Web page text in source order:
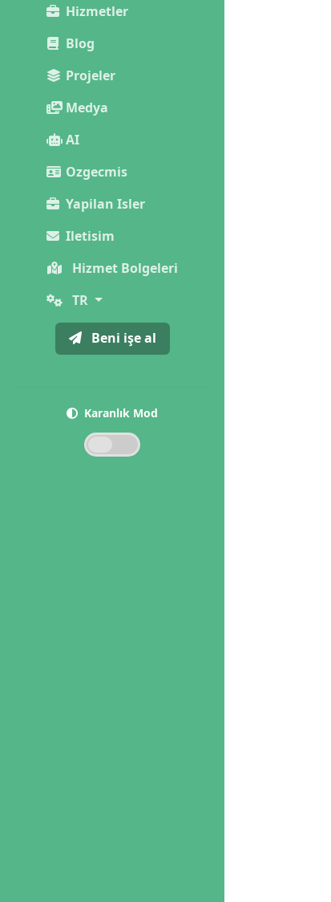
Hizmetler
Blog
Projeler
Medya
AI
Ozgecmis
Yapilan Isler
Iletisim
Hizmet Bolgeleri
TR
Beni işe al
Karanlık Mod